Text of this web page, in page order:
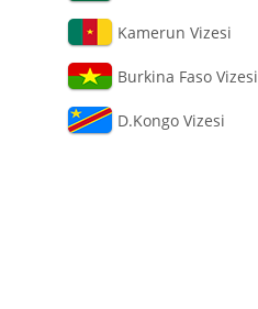
Kamerun Vizesi
Burkina Faso Vizesi
D.Kongo Vizesi